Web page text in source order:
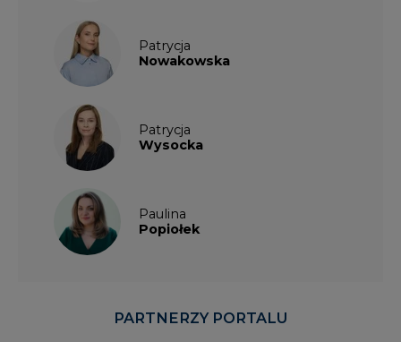
Patrycja
Nowakowska
Patrycja
Wysocka
Paulina
Popiołek
PARTNERZY PORTALU